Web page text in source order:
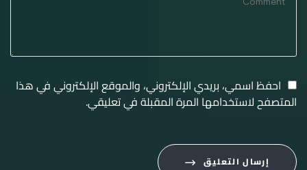
احفظ اسمي، بريدي الإلكتروني، والموقع الإلكتروني في هذا
المتصفح لاستخدامها المرة المقبلة في تعليقي.
إرسال التعليق